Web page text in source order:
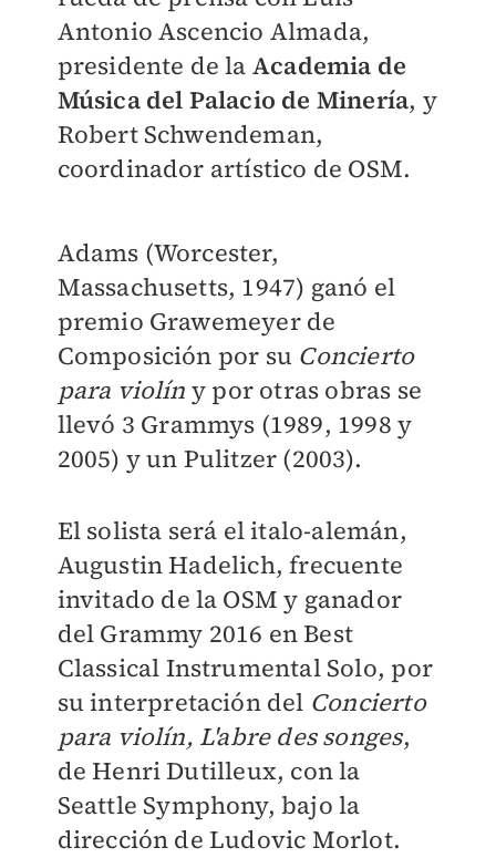
Antonio Ascencio Almada,
presidente de la Academia de
Música del Palacio de Minería, y
Robert Schwendeman,
coordinador artístico de OSM.
Adams (Worcester,
Massachusetts, 1947) ganó el
premio Grawemeyer de
Composición por su Concierto
para violín y por otras obras se
llevó 3 Grammys (1989, 1998 y
2005) y un Pulitzer (2003).
El solista será el italo-alemán,
Augustin Hadelich, frecuente
invitado de la OSM y ganador
del Grammy 2016 en Best
Classical Instrumental Solo, por
su interpretación del Concierto
para violín, L'abre des songes,
de Henri Dutilleux, con la
Seattle Symphony, bajo la
dirección de Ludovic Morlot.